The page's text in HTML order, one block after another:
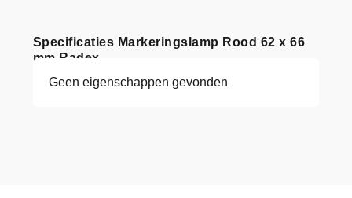
Specificaties Markeringslamp Rood 62 x 66
mm Radex
Geen eigenschappen gevonden